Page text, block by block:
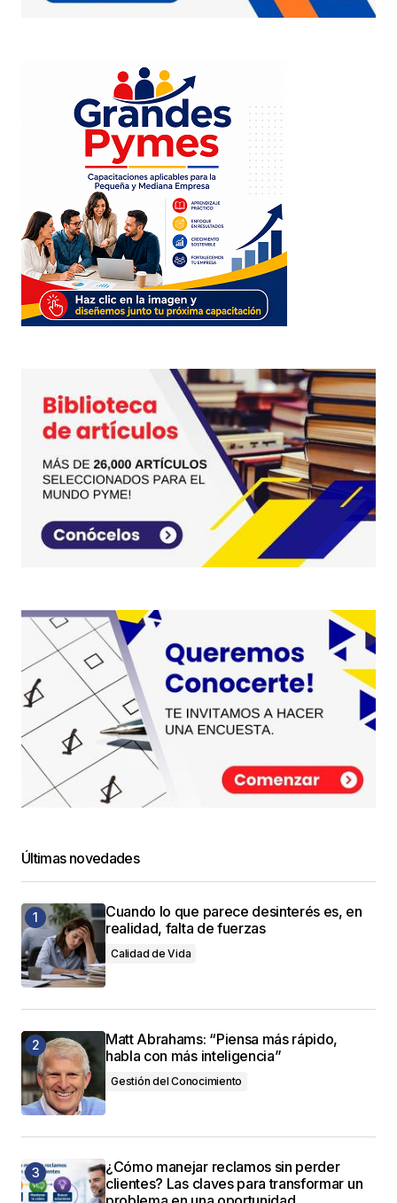
Últimas novedades
Cuando lo que parece desinterés es, en
realidad, falta de fuerzas
Calidad de Vida
Matt Abrahams: “Piensa más rápido,
habla con más inteligencia”
Gestión del Conocimiento
¿Cómo manejar reclamos sin perder
clientes? Las claves para transformar un